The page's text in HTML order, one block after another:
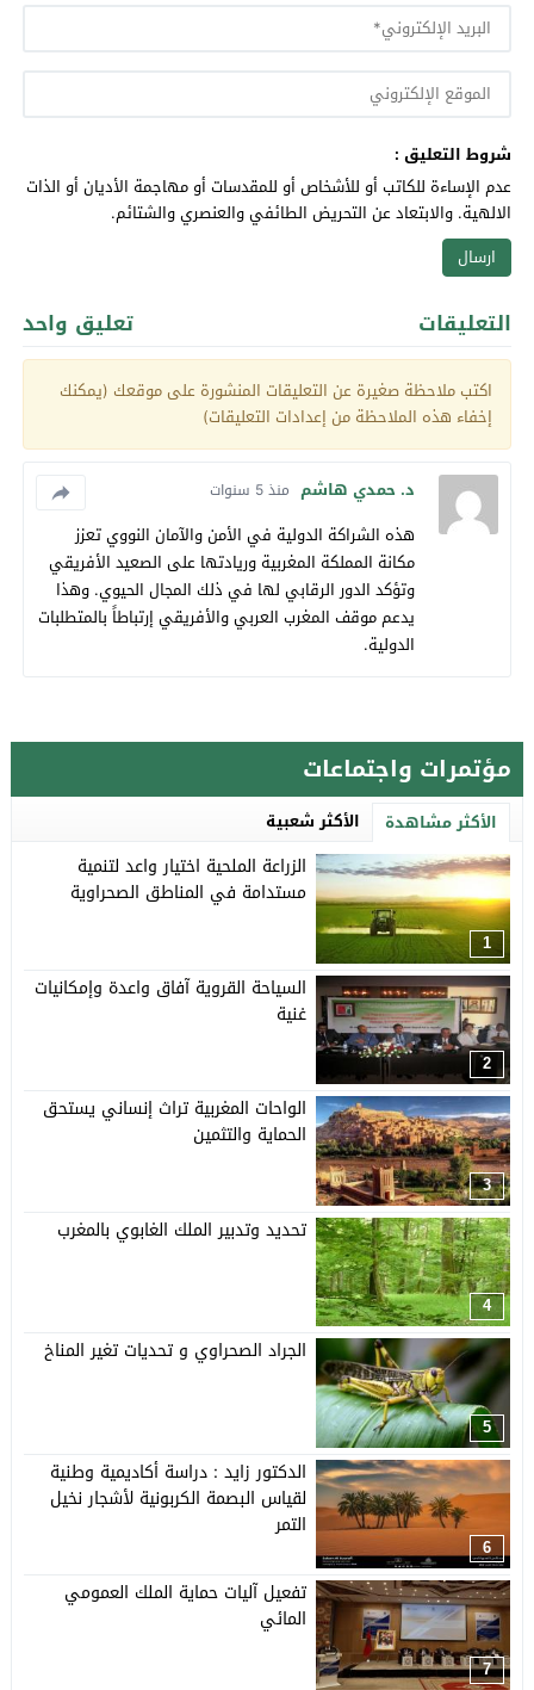
شروط التعليق :
عدم الإساءة للكاتب أو للأشخاص أو للمقدسات أو مهاجمة الأديان أو الذات
الالهية. والابتعاد عن التحريض الطائفي والعنصري والشتائم.
التعليقات تعليق واحد
اكتب ملاحظة صغيرة عن التعليقات المنشورة على موقعك (يمكنك
إخفاء هذه الملاحظة من إعدادات التعليقات)
د. حمدي هاشم منذ 5 سنوات
هذه الشراكة الدولية في الأمن والآمان النووي تعزز
مكانة المملكة المغربية وريادتها على الصعيد الأفريقي
وتؤكد الدور الرقابي لها في ذلك المجال الحيوي. وهذا
يدعم موقف المغرب العربي والأفريقي إرتباطاً بالمتطلبات
الدولية.
مؤتمرات واجتماعات
الأكثر مشاهدة الأكثر شعبية
1
الزراعة الملحية اختيار واعد لتنمية
مستدامة في المناطق الصحراوية
2
السياحة القروية آفاق واعدة وإمكانيات
غنية
3
الواحات المغربية تراث إنساني يستحق
الحماية والتثمين
4
تحديد وتدبير الملك الغابوي بالمغرب
5
الجراد الصحراوي و تحديات تغير المناخ
6
الدكتور زايد : دراسة أكاديمية وطنية
لقياس البصمة الكربونية لأشجار نخيل
التمر
7
تفعيل آليات حماية الملك العمومي
المائي